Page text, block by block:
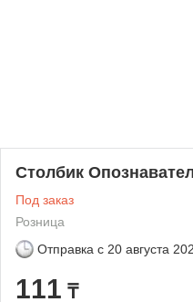
Столбик
Под заказ
Розница
Отправка с 20 августа
111 ₸